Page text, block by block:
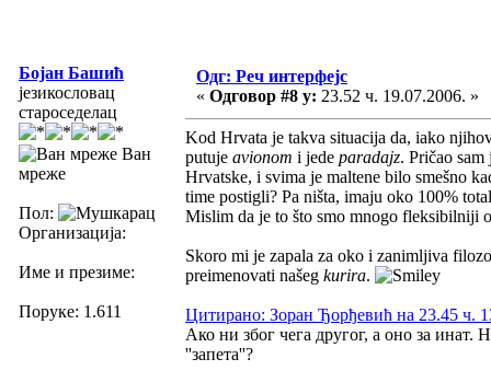
Бојан Башић
језикословац
староседелац
Ван
мреже
Пол:
Организација:
Име и презиме:
Поруке: 1.611
Одг: Реч интерфејс
« Одговор #8 у: 23.52 ч. 19.07.2006. »
Kod Hrvata je takva situacija da, iako
putuje avionom i jede paradajz. Pričao
Hrvatske, i svima je maltene bilo smešno
time postigli? Pa ništa, imaju oko 100%
Mislim da je to što smo mnogo fleksibilniji
Skoro mi je zapala za oko i zanimljiva
preimenovati našeg kurira.
Цитирано: Зоран Ђорђевић на 23.45 ч.
Ако ни због чега другог, а оно за инат.
''запета''?